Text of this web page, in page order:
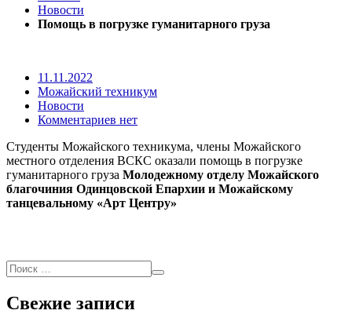
Новости
Помощь в погрузке гуманитарного груза
11.11.2022
Можайский техникум
Новости
Комментариев нет
Студенты Можайского техникума, члены Можайского
местного отделения ВСКС оказали помощь в погрузке
гуманитарного груза Молодежному отделу Можайского
благочиния Одинцовской Епархии и Можайскому
танцевальному «Арт Центру»
Свежие записи